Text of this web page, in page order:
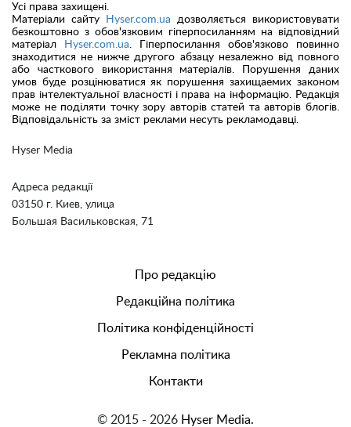
Hyser Media
Адреса редакції
03150 г. Киев, улица
Большая Васильковская, 71
Усі права захищені.
Матеріали сайту
Hyser.com.ua дозволяється використовувати
безкоштовно з обов'язковим гіперпосиланням на відповідний
матеріал
Hyser.com.ua. Гіперпосилання обов'язково повинно
знаходитися не нижче другого абзацу незалежно від повного
або часткового використання матеріалів. Порушення даних
умов буде розцінюватися як порушення захищаемих законом
прав інтелектуальної власності і права на інформацію. Редакція
може не поділяти точку зору авторів статей та авторів блогів.
Відповідальність за зміст реклами несуть рекламодавці.
Про редакцію
Редакційна політика
Політика конфіденційності
Рекламна політика
Контакти
© 2015 - 2026 Hyser Media.